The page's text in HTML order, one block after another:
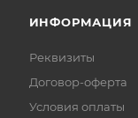
ИНФОРМАЦИЯ
Реквизиты
Договор-оферта
Условия оплаты